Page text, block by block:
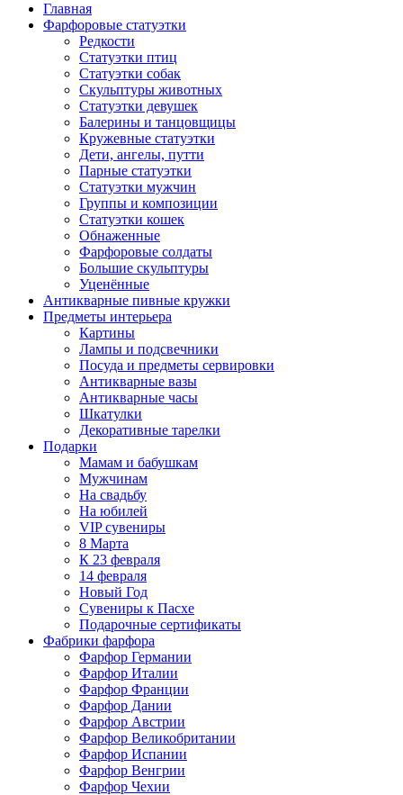
Главная
Фарфоровые статуэтки
Редкости
Cтатуэтки птиц
Cтатуэтки собак
Скульптуры животных
Статуэтки девушек
Балерины и танцовщицы
Кружевные статуэтки
Дети, ангелы, путти
Парные статуэтки
Статуэтки мужчин
Группы и композиции
Статуэтки кошек
Обнаженные
Фарфоровые солдаты
Большие скульптуры
Уценённые
Антикварные пивные кружки
Предметы интерьера
Картины
Лампы и подсвечники
Посуда и предметы сервировки
Антикварные вазы
Антикварные часы
Шкатулки
Декоративные тарелки
Подарки
Мамам и бабушкам
Мужчинам
На свадьбу
На юбилей
VIP сувениры
8 Марта
К 23 февраля
14 февраля
Новый Год
Сувениры к Пасхе
Подарочные сертификаты
Фабрики фарфора
Фарфор Германии
Фарфор Италии
Фарфор Франции
Фарфор Дании
Фарфор Австрии
Фарфор Великобритании
Фарфор Испании
Фарфор Венгрии
Фарфор Чехии